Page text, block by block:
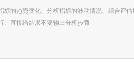
的趋势变化、分析指标的波动情况、综合评估
、直接给结果不要输出分析步骤